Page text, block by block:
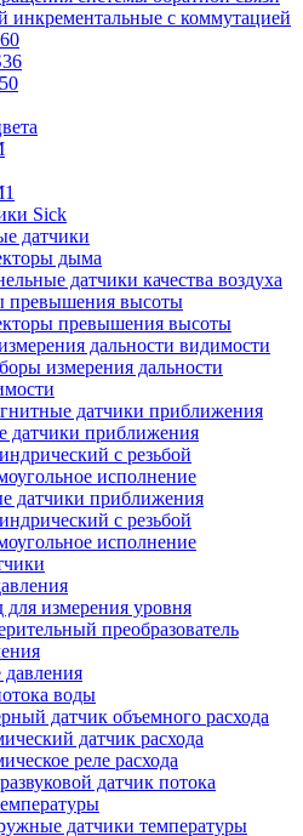
инкрементальные с коммутацией
Sick
датчики
дыма
датчики качества воздуха
превышения высоты
превышения высоты
дальности видимости
измерения дальности
датчики приближения
датчики приближения
с резьбой
исполнение
датчики приближения
с резьбой
исполнение
для измерения уровня
преобразователь
давления
воды
датчик объемного расхода
датчик расхода
реле расхода
датчик потока
датчики температуры